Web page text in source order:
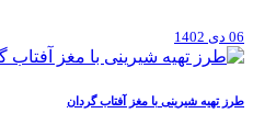
06 دی 1402
طرز تهیه شیرینی با مغز آفتاب گردان